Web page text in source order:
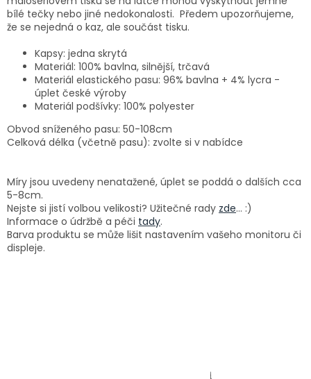
bílé tečky nebo jiné nedokonalosti. Předem upozorňujeme,
že se nejedná o kaz, ale součást tisku.
Kapsy: jedna skrytá
Materiál: 100% bavlna, silnější, trčavá
Materiál elastického pasu: 96% bavlna + 4% lycra -
úplet české výroby
Materiál podšívky: 100% polyester
Obvod sníženého pasu: 50-108cm
Celková délka (včetně pasu): zvolte si v nabídce
Míry jsou uvedeny nenatažené, úplet se poddá o dalších cca
5-8cm.
Nejste si jistí volbou velikosti? Užitečné rady zde... :)
Informace o údržbě a péči tady.
Barva produktu se může lišit nastavením vašeho monitoru či
displeje.